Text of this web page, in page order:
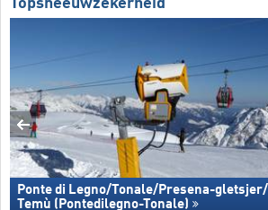
Topsneeuwzekerheid
Ponte di Legno/​​Tonale/​​Presena-gletsjer/​​
Temù (Pontedilegno-Tonale)